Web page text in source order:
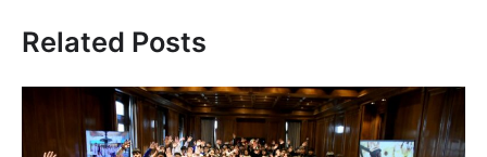
Related Posts